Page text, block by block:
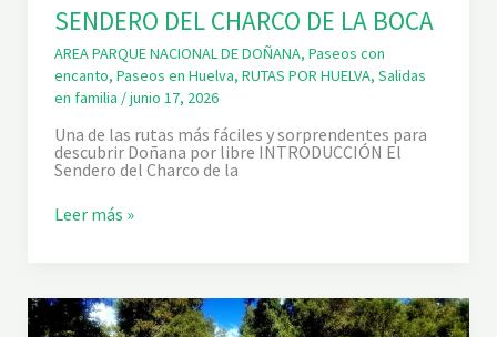
D
E
S
A
N
Ú
B
E
Z
SENDERO DEL CHARCO DE LA BOCA
AREA PARQUE NACIONAL DE DOÑANA, Paseos con
encanto, Paseos en Huelva, RUTAS POR HUELVA, Salidas
en familia /junio 17, 2026
Una de las rutas más fáciles y sorprendentes para
descubrir Doñana por libre INTRODUCCIÓN El
Sendero del Charco de la
S
R
O
Leer más »